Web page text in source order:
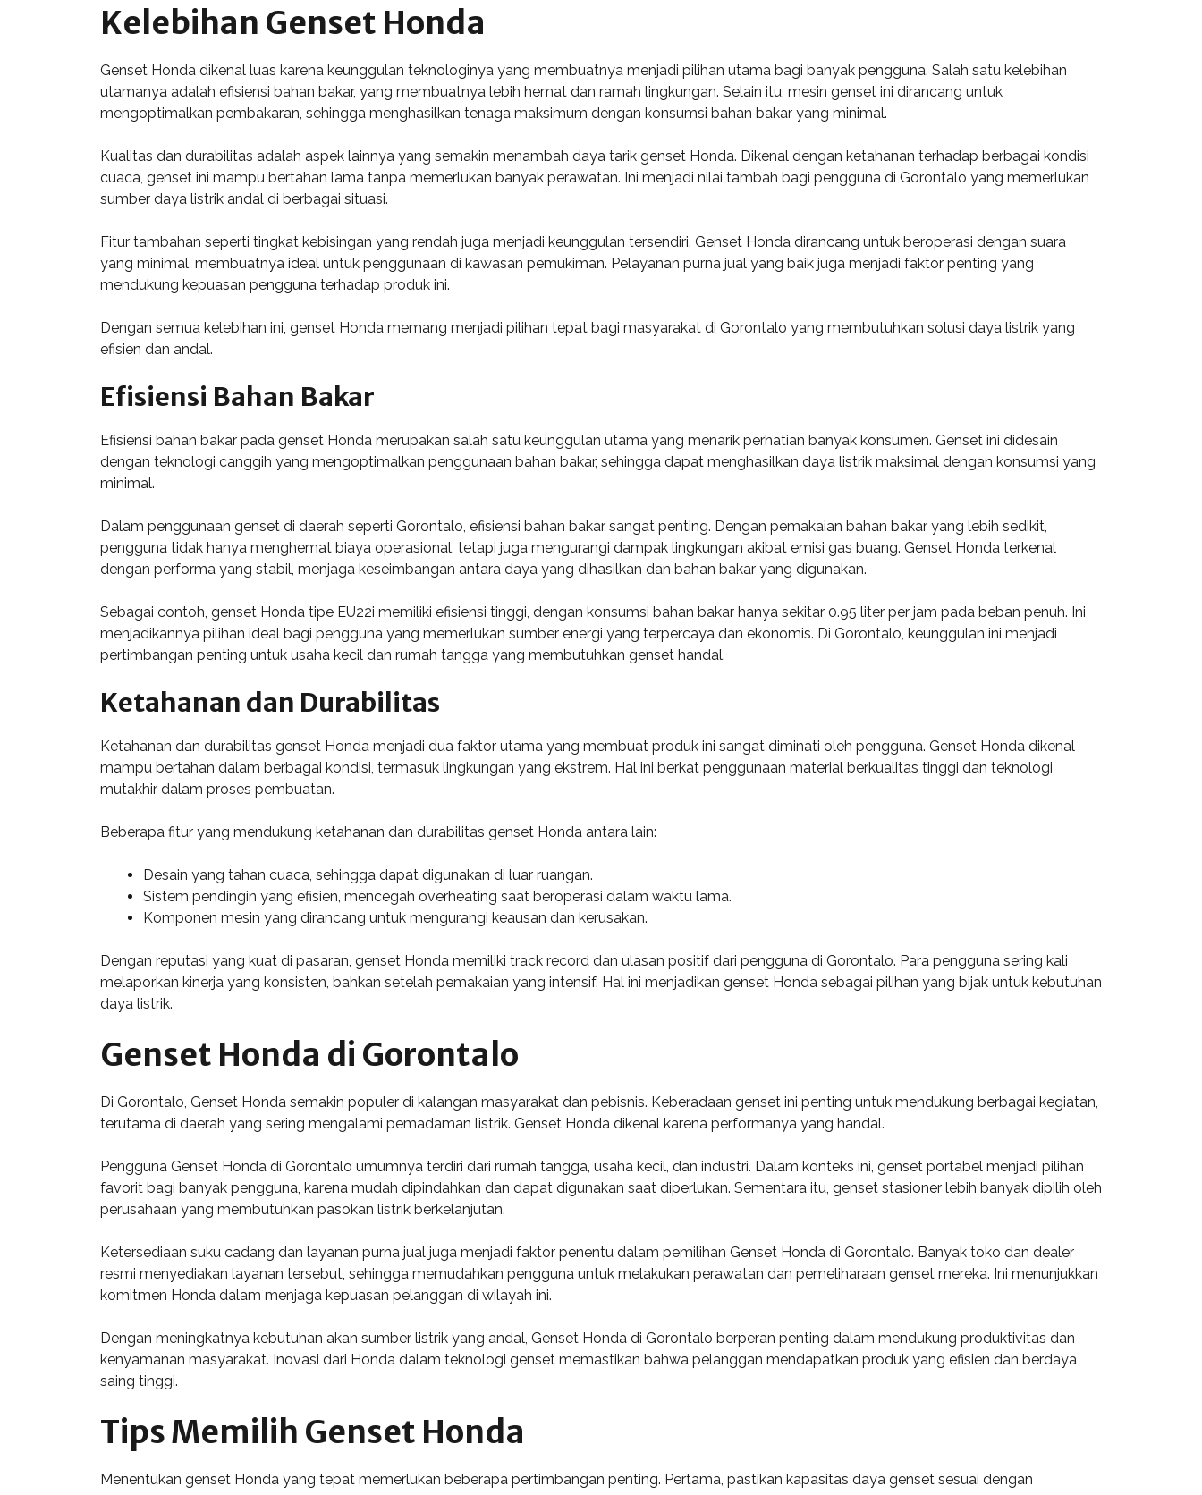
Kelebihan Genset Honda
Genset Honda dikenal luas karena keunggulan teknologinya yang membuatnya menjadi pilihan utama bagi banyak pengguna. Salah satu kelebihan
utamanya adalah efisiensi bahan bakar, yang membuatnya lebih hemat dan ramah lingkungan. Selain itu, mesin genset ini dirancang untuk
mengoptimalkan pembakaran, sehingga menghasilkan tenaga maksimum dengan konsumsi bahan bakar yang minimal.
Kualitas dan durabilitas adalah aspek lainnya yang semakin menambah daya tarik genset Honda. Dikenal dengan ketahanan terhadap berbagai kondisi
cuaca, genset ini mampu bertahan lama tanpa memerlukan banyak perawatan. Ini menjadi nilai tambah bagi pengguna di Gorontalo yang memerlukan
sumber daya listrik andal di berbagai situasi.
Fitur tambahan seperti tingkat kebisingan yang rendah juga menjadi keunggulan tersendiri. Genset Honda dirancang untuk beroperasi dengan suara
yang minimal, membuatnya ideal untuk penggunaan di kawasan pemukiman. Pelayanan purna jual yang baik juga menjadi faktor penting yang
mendukung kepuasan pengguna terhadap produk ini.
Dengan semua kelebihan ini, genset Honda memang menjadi pilihan tepat bagi masyarakat di Gorontalo yang membutuhkan solusi daya listrik yang
efisien dan andal.
Efisiensi Bahan Bakar
Efisiensi bahan bakar pada genset Honda merupakan salah satu keunggulan utama yang menarik perhatian banyak konsumen. Genset ini didesain
dengan teknologi canggih yang mengoptimalkan penggunaan bahan bakar, sehingga dapat menghasilkan daya listrik maksimal dengan konsumsi yang
minimal.
Dalam penggunaan genset di daerah seperti Gorontalo, efisiensi bahan bakar sangat penting. Dengan pemakaian bahan bakar yang lebih sedikit,
pengguna tidak hanya menghemat biaya operasional, tetapi juga mengurangi dampak lingkungan akibat emisi gas buang. Genset Honda terkenal
dengan performa yang stabil, menjaga keseimbangan antara daya yang dihasilkan dan bahan bakar yang digunakan.
Sebagai contoh, genset Honda tipe EU22i memiliki efisiensi tinggi, dengan konsumsi bahan bakar hanya sekitar 0.95 liter per jam pada beban penuh. Ini
menjadikannya pilihan ideal bagi pengguna yang memerlukan sumber energi yang terpercaya dan ekonomis. Di Gorontalo, keunggulan ini menjadi
pertimbangan penting untuk usaha kecil dan rumah tangga yang membutuhkan genset handal.
Ketahanan dan Durabilitas
Ketahanan dan durabilitas genset Honda menjadi dua faktor utama yang membuat produk ini sangat diminati oleh pengguna. Genset Honda dikenal
mampu bertahan dalam berbagai kondisi, termasuk lingkungan yang ekstrem. Hal ini berkat penggunaan material berkualitas tinggi dan teknologi
mutakhir dalam proses pembuatan.
Beberapa fitur yang mendukung ketahanan dan durabilitas genset Honda antara lain:
Desain yang tahan cuaca, sehingga dapat digunakan di luar ruangan.
Sistem pendingin yang efisien, mencegah overheating saat beroperasi dalam waktu lama.
Komponen mesin yang dirancang untuk mengurangi keausan dan kerusakan.
Dengan reputasi yang kuat di pasaran, genset Honda memiliki track record dan ulasan positif dari pengguna di Gorontalo. Para pengguna sering kali
melaporkan kinerja yang konsisten, bahkan setelah pemakaian yang intensif. Hal ini menjadikan genset Honda sebagai pilihan yang bijak untuk kebutuhan
daya listrik.
Genset Honda di Gorontalo
Di Gorontalo, Genset Honda semakin populer di kalangan masyarakat dan pebisnis. Keberadaan genset ini penting untuk mendukung berbagai kegiatan,
terutama di daerah yang sering mengalami pemadaman listrik. Genset Honda dikenal karena performanya yang handal.
Pengguna Genset Honda di Gorontalo umumnya terdiri dari rumah tangga, usaha kecil, dan industri. Dalam konteks ini, genset portabel menjadi pilihan
favorit bagi banyak pengguna, karena mudah dipindahkan dan dapat digunakan saat diperlukan. Sementara itu, genset stasioner lebih banyak dipilih oleh
perusahaan yang membutuhkan pasokan listrik berkelanjutan.
Ketersediaan suku cadang dan layanan purna jual juga menjadi faktor penentu dalam pemilihan Genset Honda di Gorontalo. Banyak toko dan dealer
resmi menyediakan layanan tersebut, sehingga memudahkan pengguna untuk melakukan perawatan dan pemeliharaan genset mereka. Ini menunjukkan
komitmen Honda dalam menjaga kepuasan pelanggan di wilayah ini.
Dengan meningkatnya kebutuhan akan sumber listrik yang andal, Genset Honda di Gorontalo berperan penting dalam mendukung produktivitas dan
kenyamanan masyarakat. Inovasi dari Honda dalam teknologi genset memastikan bahwa pelanggan mendapatkan produk yang efisien dan berdaya
saing tinggi.
Tips Memilih Genset Honda
Menentukan genset Honda yang tepat memerlukan beberapa pertimbangan penting. Pertama, pastikan kapasitas daya genset sesuai dengan